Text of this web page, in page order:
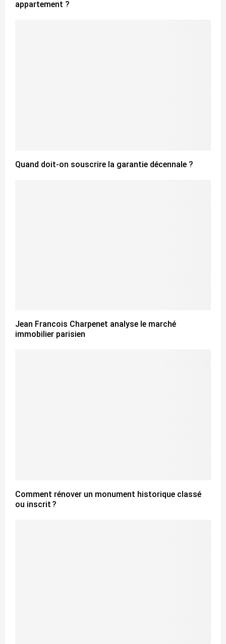
appartement ?
Quand doit-on souscrire la garantie décennale ?
Jean Francois Charpenet analyse le marché
immobilier parisien
Comment rénover un monument historique classé
ou inscrit ?